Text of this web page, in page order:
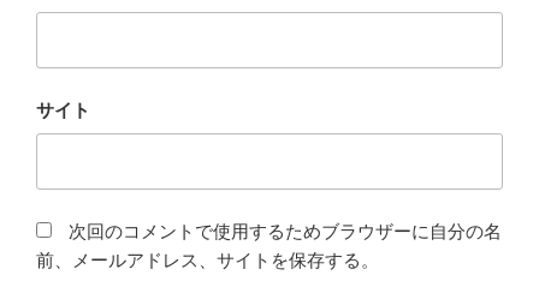
サイト
次回のコメントで使用するためブラウザーに自分の名
前、メールアドレス、サイトを保存する。